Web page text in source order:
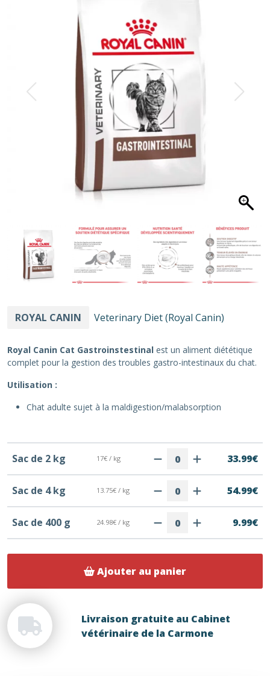
ROYAL CANIN Veterinary Diet (Royal Canin)
Royal Canin Cat Gastroinstestinal est un aliment diététique
complet pour la gestion des troubles gastro-intestinaux du chat.
Utilisation :
Chat adulte sujet à la maldigestion/malabsorption
Sac de 2 kg 17€ / kg 33.99€
Sac de 4 kg 13.75€ / kg 54.99€
Sac de 400 g 24.98€ / kg 9.99€
Ajouter au panier
Livraison gratuite au Cabinet
vétérinaire de la Carmone